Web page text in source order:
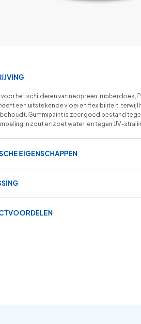
het schilderen van neopreen, rubberdoek,
een uitstekende vloei en flexibiliteit, terwijl
Gummipaint is zeer goed bestand
in zout en zoet water, en tegen UV-
EIGENSCHAPPEN